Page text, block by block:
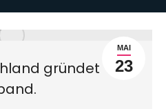
MAI
23
gründet